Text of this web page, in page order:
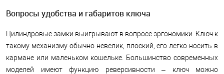
Вопросы удобства и габаритов ключа
Цилиндровые замки выигрывают в вопросе эргономики. Ключ к
такому механизму обычно невелик, плоский, его легко носить в
кармане или маленьком кошельке. Большинство современных
моделей имеют функцию реверсивности – ключ можно